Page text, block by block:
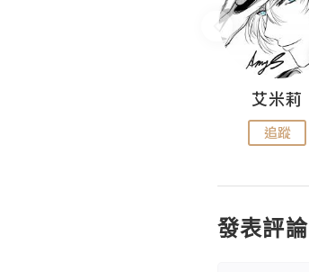
艾米莉
追蹤
發表評論